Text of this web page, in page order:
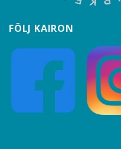
FÖLJ KAIRON